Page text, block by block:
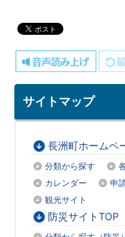
サイトマップ
長洲町ホームペ
分類から探す
カレンダー
申
観光サイト
防災サイトTOP